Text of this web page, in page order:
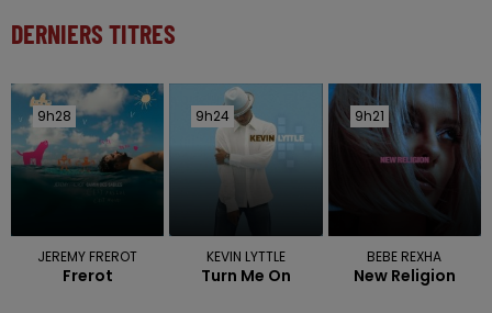
DERNIERS TITRES
9h28
9h28
JEREMY FREROT
Frerot
9h24
9h24
KEVIN LYTTLE
Turn Me On
9h21
9h21
BEBE REXHA
New Religion